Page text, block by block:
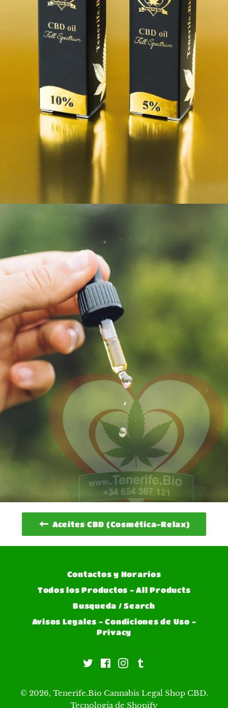
Aceites CBD (Cosmética-Relax)
Contactos y Horarios
Todos los Productos - All Products
Busqueda / Search
Avisos Legales - Condiciones de Uso -
Privacy
TwitterFacebookInstagram
© 2026, Tenerife.Bio Cannabis Legal Shop CBD.
Tecnología de Shopify